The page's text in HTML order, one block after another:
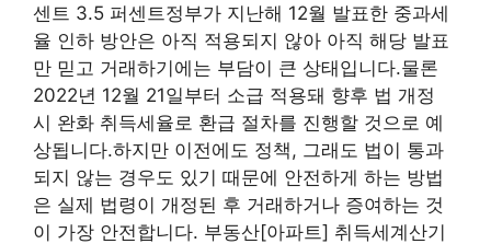
센트 3.5 퍼센트정부가 지난해 12월 발표한 중과세
율 인하 방안은 아직 적용되지 않아 아직 해당 발표
만 믿고 거래하기에는 부담이 큰 상태입니다.물론
2022년 12월 21일부터 소급 적용돼 향후 법 개정
시 완화 취득세율로 환급 절차를 진행할 것으로 예
상됩니다.하지만 이전에도 정책, 그래도 법이 통과
되지 않는 경우도 있기 때문에 안전하게 하는 방법
은 실제 법령이 개정된 후 거래하거나 증여하는 것
이 가장 안전합니다. 부동산[아파트] 취득세계산기